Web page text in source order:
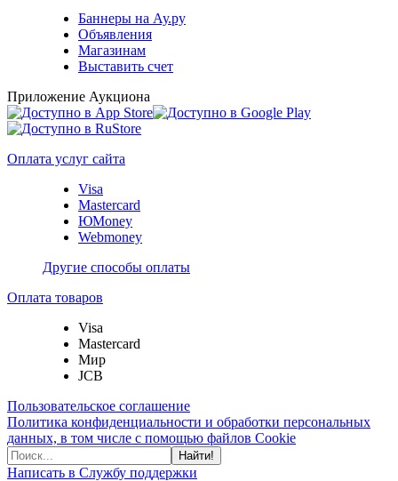
Баннеры на Ау.ру
Объявления
Магазинам
Выставить счет
Приложение Аукциона
Оплата услуг сайта
Visa
Mastercard
ЮMoney
Webmoney
Другие способы оплаты
Оплата товаров
Visa
Mastercard
Мир
JCB
Пользовательское соглашение
Политика конфиденциальности и обработки персональных
данных, в том числе с помощью файлов Cookie
Найти!
Написать в Службу поддержки